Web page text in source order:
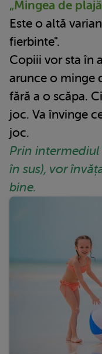
„Mingea de
Este o altă
fierbinte".
Copiii vor sta în
arunce o minge
fără a o scăpa.
joc. Va învinge
joc.
Prin intermediul
în sus), vor
bine.